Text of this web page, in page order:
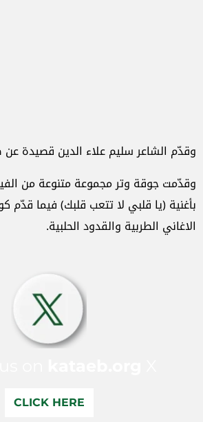
وقدّم الشاعر سليم علاء الدين قصيدة
وقدّمت جوقة وتر مجموعة متنوعة من
بأغنية (يا قلبي لا تتعب قلبك) فيما قدّم
الاغاني الطربية والقدود الحلبية.
CLICK HERE